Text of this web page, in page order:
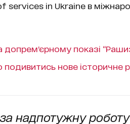
services in Ukraine в
допремʼєрному показі
нове історичне
надпотужну